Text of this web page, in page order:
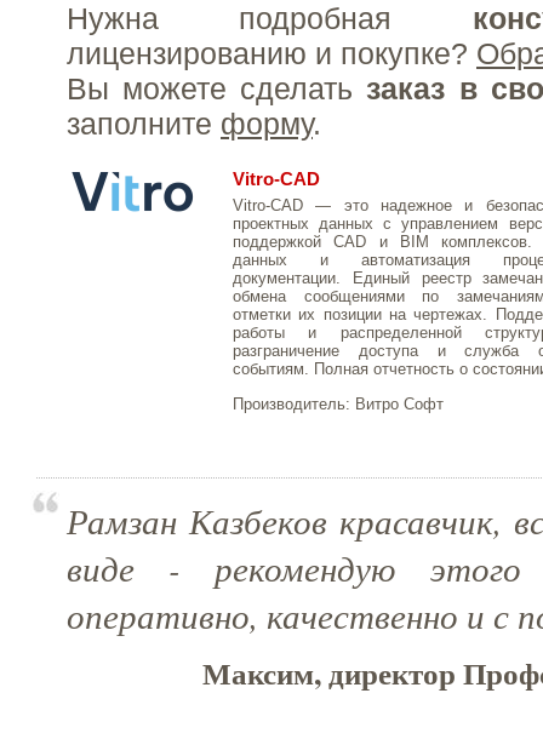
Нужна подробная
лицензированию и покупке?
Вы можете сделать заказ в
заполните форму.
Vitro-CAD
Vitro-CAD — это надежное и
проектных данных с управлением
поддержкой CAD и BIM комплексов.
данных и автоматизация
документации. Единый реестр
обмена сообщениями по
отметки их позиции на чертежах.
работы и распределенной
разграничение доступа и служба
событиям. Полная отчетность о
Производитель: Витро Софт
Рамзан Казбеков красавчик,
виде - рекомендую
оперативно, качественно и с
Максим, директор